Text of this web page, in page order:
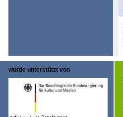
wurde unterstützt von